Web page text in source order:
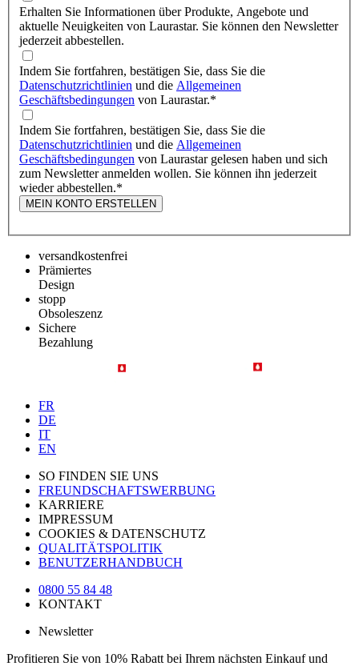
Erhalten Sie Informationen über Produkte, Angebote und
aktuelle Neuigkeiten von Laurastar. Sie können den Newsletter
jederzeit abbestellen.
Indem Sie fortfahren, bestätigen Sie, dass Sie die
Datenschutzrichtlinien und die Allgemeinen
Geschäftsbedingungen von Laurastar.*
Indem Sie fortfahren, bestätigen Sie, dass Sie die
Datenschutzrichtlinien und die Allgemeinen
Geschäftsbedingungen von Laurastar gelesen haben und sich
zum Newsletter anmelden wollen. Sie können ihn jederzeit
wieder abbestellen.*
MEIN KONTO ERSTELLEN
versandkostenfrei
Prämiertes
Design
stopp
Obsoleszenz
Sichere
Bezahlung
FR
DE
IT
EN
SO FINDEN SIE UNS
FREUNDSCHAFTSWERBUNG
KARRIERE
IMPRESSUM
COOKIES & DATENSCHUTZ
QUALITÄTSPOLITIK
BENUTZERHANDBUCH
0800 55 84 48
KONTAKT
Newsletter
Profitieren Sie von 10% Rabatt bei Ihrem nächsten Einkauf und